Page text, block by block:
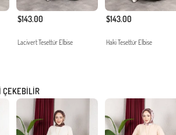
$143.00
Lacivert Tesettür Elbise
$143.00
Haki Tesettür Elbise
ÇEKEBILIR